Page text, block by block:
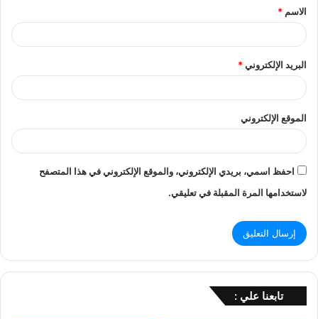
*
الاسم *
البريد الإلكتروني*
الموقع الإلكتروني
احفظ اسمي، بريدي الإلكتروني، والموقع الإلكتروني في هذا المتصفح
لاستخدامها المرة المقبلة في تعليقي.
تابعنا علي :